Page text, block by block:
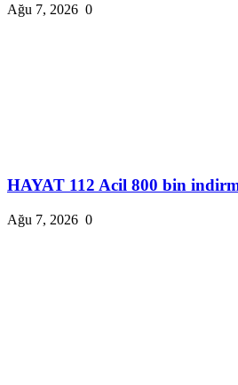
Ağu 7, 2026 0
HAYAT 112 Acil 800 bin
Ağu 7, 2026 0